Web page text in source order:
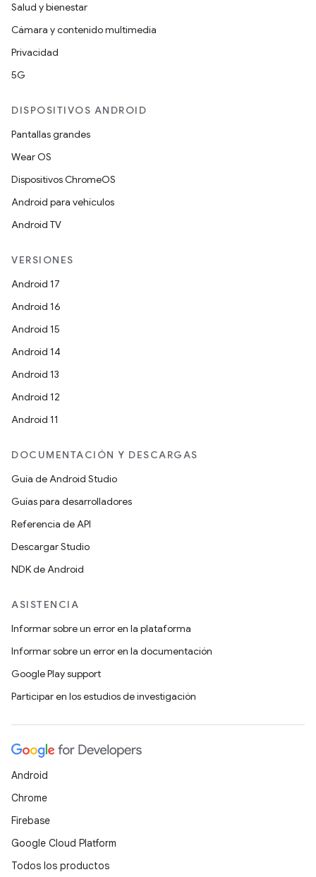
Salud y bienestar
Cámara y contenido multimedia
Privacidad
5G
DISPOSITIVOS ANDROID
Pantallas grandes
Wear OS
Dispositivos ChromeOS
Android para vehículos
Android TV
VERSIONES
Android 17
Android 16
Android 15
Android 14
Android 13
Android 12
Android 11
DOCUMENTACIÓN Y DESCARGAS
Guía de Android Studio
Guías para desarrolladores
Referencia de API
Descargar Studio
NDK de Android
ASISTENCIA
Informar sobre un error en la plataforma
Informar sobre un error en la documentación
Google Play support
Participar en los estudios de investigación
Android
Chrome
Firebase
Google Cloud Platform
Todos los productos